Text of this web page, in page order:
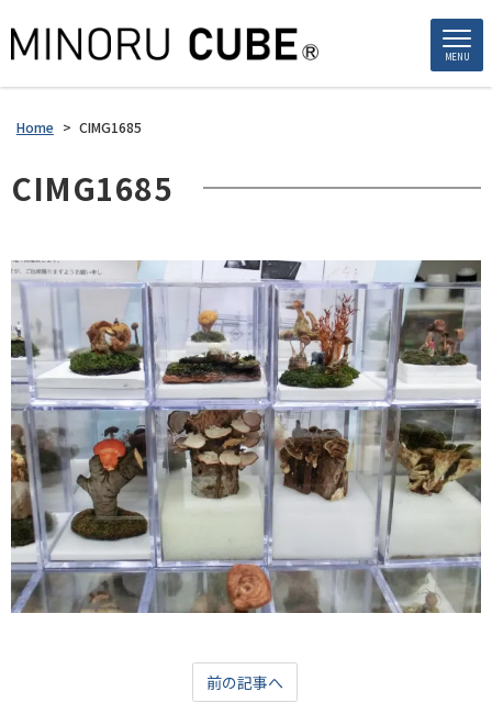
MENU
Home > CIMG1685
CIMG1685
前の記事へ